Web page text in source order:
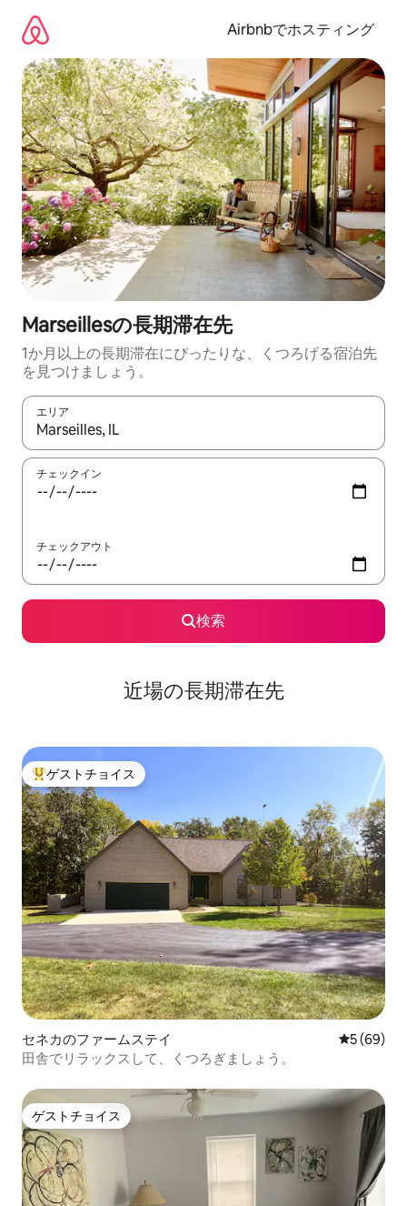
Airbnbでホスティング
Marseillesの長期滞在先
1か月以上の長期滞在にぴったりな、くつろげる宿泊先
を見つけましょう。
エリア
検索結果が表示されたら、上下の矢印キーを使って移動するか
チェックイン
チェックアウト
検索
近場の長期滞在先
大好評のゲストチョイスです。
ゲストチョイス
セネカのファームステイ レビュー
5 (69)
田舎でリラックスして、くつろぎましょう。
ゲストチョイス
ゲストチョイス